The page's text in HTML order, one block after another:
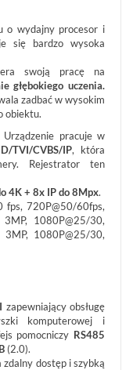
o wydajny procesor i
się bardzo wysoka
swoją pracę na
głębokiego uczenia.
zadbać w wysokim
obiektu.
Urządzenie pracuje w
TVI/CVBS/IP, która
Rejestrator ten
4K + 8x IP do 8Mpx.
fps, 720P@50/60fps,
1080P@25/30,
1080P@25/30,
zapewniający obsługę
komputerowej i
pomocniczy RS485
(2.0).
dostęp i szybką